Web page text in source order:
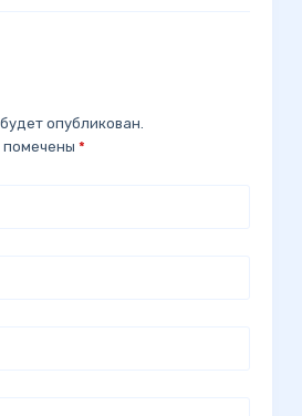
опубликован.
помечены *